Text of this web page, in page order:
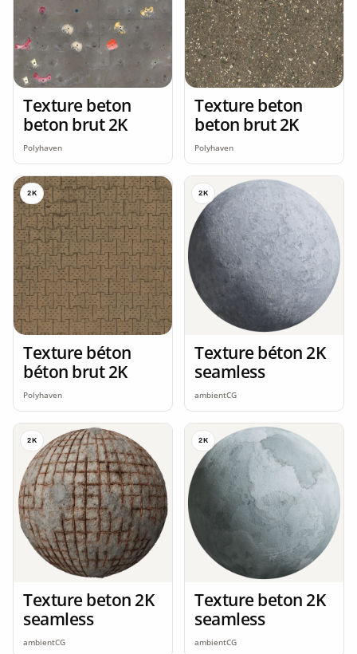
Texture beton
beton brut 2K
Polyhaven
Texture beton
beton brut 2K
Polyhaven
2K
Texture béton
béton brut 2K
Polyhaven
2K
Texture béton 2K
seamless
ambientCG
2K
Texture beton 2K
seamless
ambientCG
2K
Texture beton 2K
seamless
ambientCG